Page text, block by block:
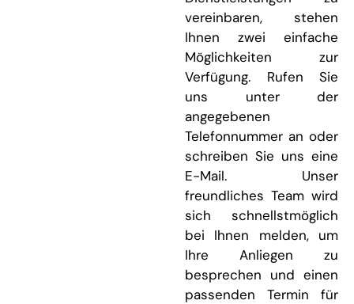
vereinbaren, stehen
Ihnen zwei einfache
Möglichkeiten zur
Verfügung. Rufen Sie
uns unter der
angegebenen
Telefonnummer an oder
schreiben Sie uns eine
E-Mail. Unser
freundliches Team wird
sich schnellstmöglich
bei Ihnen melden, um
Ihre Anliegen zu
besprechen und einen
passenden Termin für